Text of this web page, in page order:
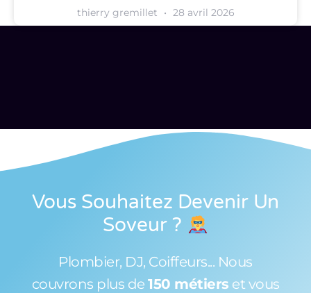
thierry gremillet 28 avril 2026
Vous Souhaitez Devenir Un
Soveur ?
Plombier, DJ, Coiffeurs... Nous
couvrons plus de 150 métiers et vous